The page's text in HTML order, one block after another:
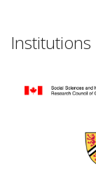
Institutions